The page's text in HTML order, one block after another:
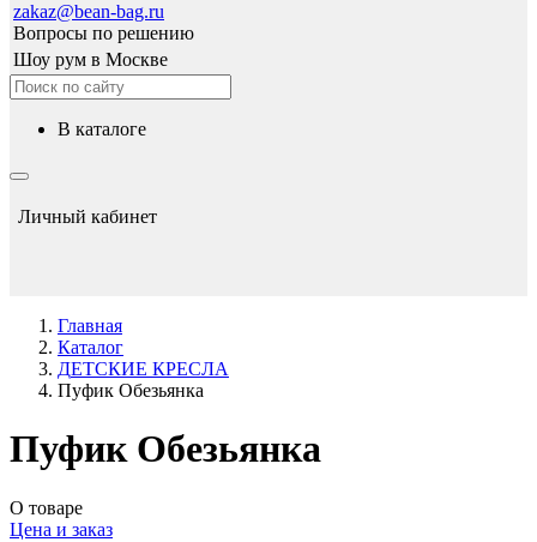
zakaz@bean-bag.ru
Вопросы по решению
Шоу рум в Москве
в каталоге
Личный кабинет
Главная
Каталог
ДЕТСКИЕ КРЕСЛА
Пуфик Обезьянка
Пуфик Обезьянка
О товаре
Цена и заказ